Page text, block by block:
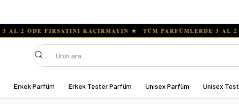
Erkek Parfüm Erkek Tester Parfüm Unisex Parfüm Unisex
Ara